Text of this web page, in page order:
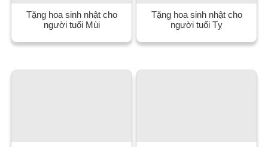
Tặng hoa sinh nhật cho
người tuổi Mùi
Tặng hoa sinh nhật cho
người tuổi Tỵ